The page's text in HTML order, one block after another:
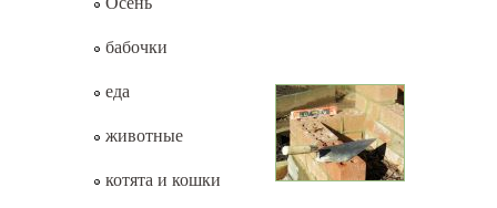
бабочки
еда
животные
котята и кошки